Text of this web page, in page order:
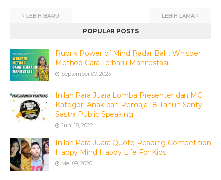
LEBIH BARU LEBIH LAMA
POPULAR POSTS
Rubrik Power of Mind Radar Bali : Whisper
Method Cara Terbaru Manifestasi
September 07, 2025
Inilah Para Juara Lomba Presenter dan MC
Kategori Anak dan Remaja 18 Tahun Santy
Sastra Public Speaking
Juni 18, 2022
Inilah Para Juara Quote Reading Competition
Happy Mind Happy Life For Kids
Mei 09, 2020